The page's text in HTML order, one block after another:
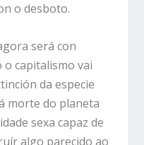
o desboto.
será con
capitalismo vai
da especie
morte do planeta
sexa capaz de
algo parecido ao